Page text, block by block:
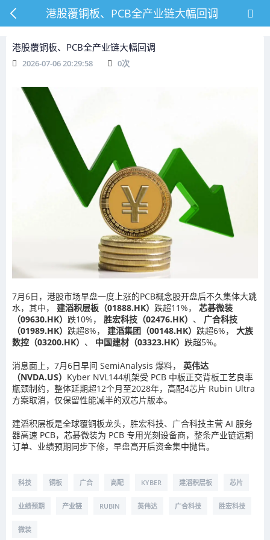
港股覆铜板、PCB全产业链大幅回调
港股覆铜板、PCB全产业链大幅回调
2026-07-06 20:29:58 0次
7月6日，港股市场早盘一度上涨的PCB概念股开盘后不久集体大跳
水，其中， 建滔积层板（01888.HK） 跌超11%， 芯碁微装
（09630.HK） 跌10%， 胜宏科技（02476.HK） 、 广合科技
（01989.HK） 跌超8%， 建滔集团（00148.HK） 跌超6%， 大族
数控（03200.HK） 、 中国建材（03323.HK） 跌超5%。
消息面上，7月6日早间 SemiAnalysis 爆料， 英伟达
（NVDA.US） Kyber NVL144机架受 PCB 中板正交背板工艺良率
瓶颈制约，整体延期超12个月至2028年，高配4芯片 Rubin Ultra
方案取消，仅保留性能减半的双芯片版本。
建滔积层板是全球覆铜板龙头，胜宏科技、广合科技主营 AI 服务
器高速 PCB，芯碁微装为 PCB 专用光刻设备商，整条产业链远期
订单、业绩预期同步下修，早盘高开后资金集中抛售。
科技 铜板 广合 高配 KYBER 建滔积层板 芯片
业绩预期 产业链 RUBIN 英伟达 广合科技 胜宏科技
微装